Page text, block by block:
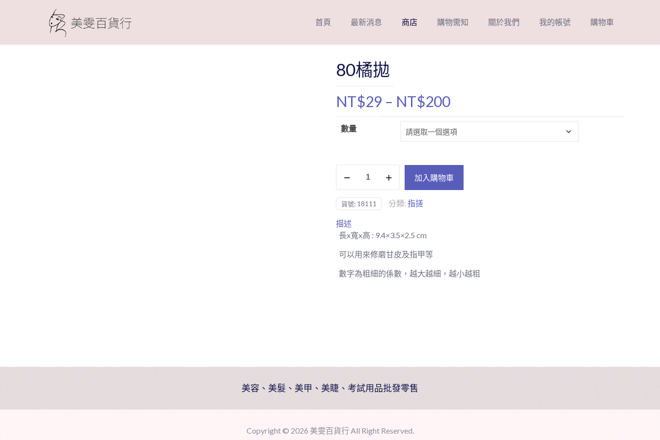
首頁 最新消息 商店 購物需知 關於我們 我的帳號 購物車
80橘拋
NT$29 – NT$200價
範
到
NT$200
數量
數
加入購物車
貨號: 18111 分類: 指搓
描述
長x寬x高 : 9.4×3.5×2.5 cm
可以用來修磨甘皮及指甲等
數字為粗細的係數，越大越細，越小越粗
美容、美髮、美甲、美睫、考試用品批發零售
Copyright © 2026 美雯百貨行 All Right Reserved.